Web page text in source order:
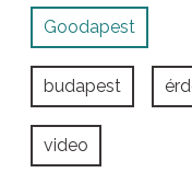
Goodapest
budapest
video